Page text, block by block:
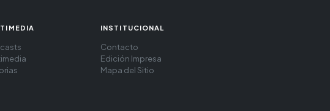
INSTITUCIONAL
Contacto
Edición Impresa
Mapa del Sitio